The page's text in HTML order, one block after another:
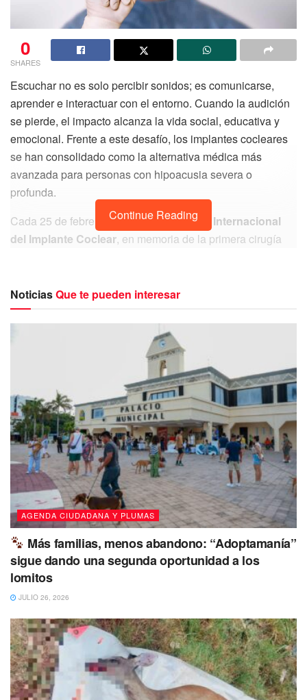
0
SHARES
Escuchar no es solo percibir sonidos; es comunicarse,
aprender e interactuar con el entorno. Cuando la audición
se pierde, el impacto alcanza la vida social, educativa y
emocional. Frente a este desafío, los implantes cocleares
se han consolidado como la alternativa médica más
avanzada para personas con hipoacusia severa o
profunda.
Cada 25 de febrero se conmemora elDía Internacional
del Implante Coclear, en memoria de la primera cirugía
entonces, la innovación tecnológica ha permitido que
miles de personas en el mundo recuperen el acceso al
sonido.
, los implantes cocleares
representan actualmente la única tecnología capaz de
sustituir la función de la parte dañada del oído interno en
casos de hipoacusia severa o profunda, cuando los
auxiliares auditivos convencionales ya no ofrecen
beneficio suficiente.
Continue Reading
NoticiasQue te pueden interesar
AGENDA CIUDADANA Y PLUMAS
Más familias, menos abandono: “Adoptamanía”
sigue dando una segunda oportunidad a los
lomitos
JULIO 26, 2026